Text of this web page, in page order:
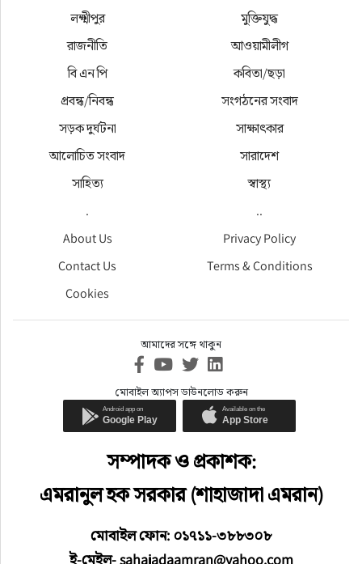
লক্ষ্মীপুর
মুক্তিযুদ্ধ
রাজনীতি
আওয়ামীলীগ
বি এন পি
কবিতা/ছড়া
প্রবন্ধ/নিবন্ধ
সংগঠনের সংবাদ
সড়ক দুর্ঘটনা
সাক্ষাৎকার
আলোচিত সংবাদ
সারাদেশ
সাহিত্য
স্বাস্থ্য
.
..
About Us
Privacy Policy
Contact Us
Terms & Conditions
Cookies
আমাদের সঙ্গে থাকুন
মোবাইল অ্যাপস ডাউনলোড করুন
সম্পাদক ও প্রকাশক:
এমরানুল হক সরকার (শাহাজাদা এমরান)
মোবাইল ফোন: ০১৭১১-৩৮৮৩০৮
ই-মেইল- sahajadaamran@yahoo.com